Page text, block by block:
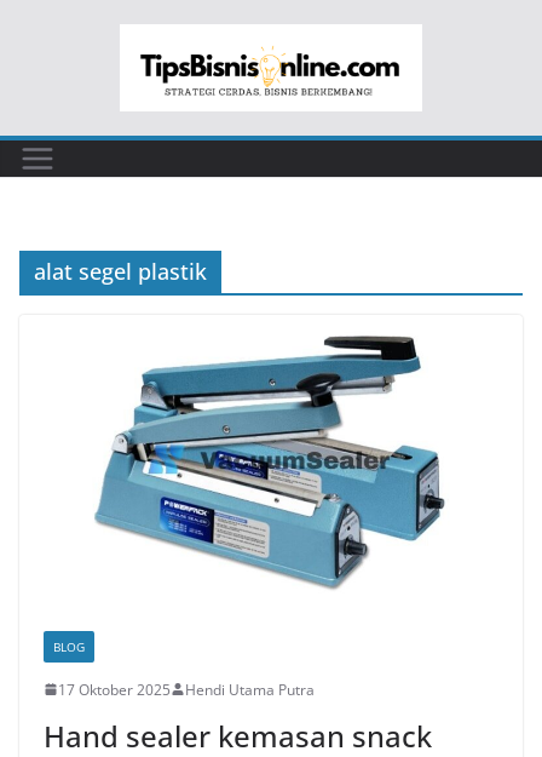
alat segel plastik
BLOG
17 Oktober 2025 Hendi Utama Putra
Hand sealer kemasan snack